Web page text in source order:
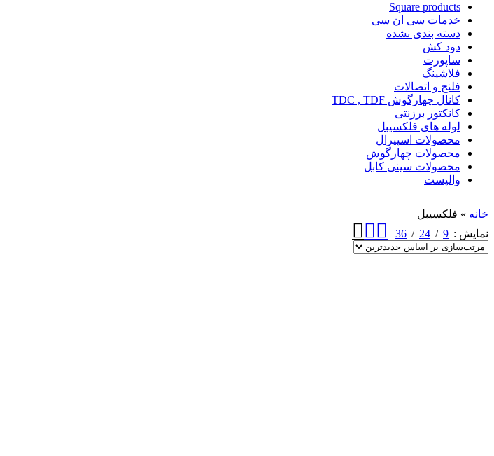
Square products
خدمات سی ان سی
دسته بندی نشده
دود کش
ساپورت
فلاشینگ
فلنج و اتصالات
کانال چهارگوش TDC , TDF
کانکتور برزنتی
لوله های فلکسیبل
محصولات اسپیرال
محصولات چهارگوش
محصولات سینی کابل
والپست
خانه » فلکسیبل
نمایش
9
24
36